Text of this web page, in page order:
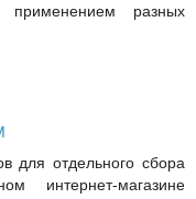
применением разных
для отдельного сбора
интернет-магазине